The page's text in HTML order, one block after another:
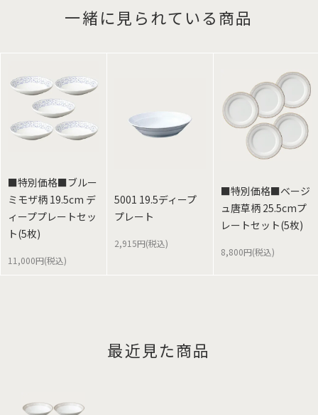
一緒に見られている商品
■特別価格■ブルー
ミモザ柄 19.5cm デ
ィーププレートセッ
ト(5枚)
11,000円(税込)
5001 19.5ディープ
プレート
2,915円(税込)
■特別価格■ベージ
ュ唐草柄 25.5cmプ
レートセット(5枚)
8,800円(税込)
最近見た商品